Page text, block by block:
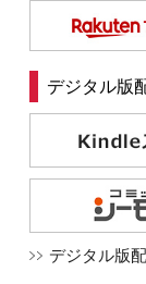
デジタル版
デジタル版